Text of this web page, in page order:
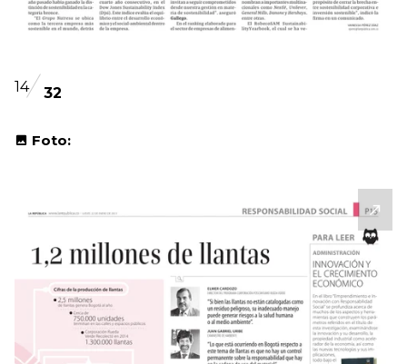
14 32
Foto: